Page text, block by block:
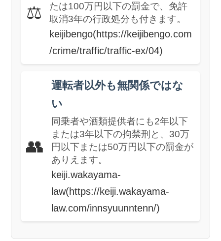
⚖️
たは100万円以下の罰金で、免許
取消3年の行政処分も付きます。
keijibengo(https://keijibengo.com
/crime/traffic/traffic-ex/04)
👥
運転者以外も無関係ではな
い
同乗者や酒類提供者にも2年以下
または3年以下の拘禁刑と、30万
円以下または50万円以下の罰金が
ありえます。
keiji.wakayama-
law(https://keiji.wakayama-
law.com/innsyuunntenn/)